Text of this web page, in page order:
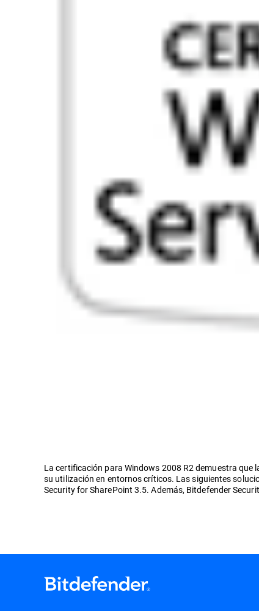
La certificación para Windows 2008 R2 demuestra
su utilización en entornos críticos. Las siguientes
Security for SharePoint 3.5. Además, Bitdefender